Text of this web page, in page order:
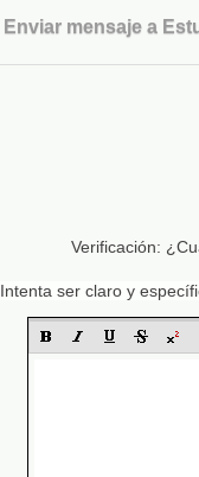
Enviar mensaje a
Verificación:
Intenta ser claro y